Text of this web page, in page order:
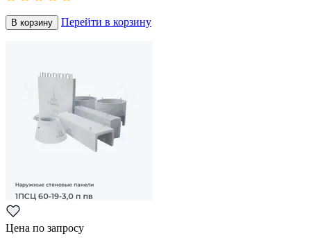
В корзину Перейти в корзину
Цена по запросу